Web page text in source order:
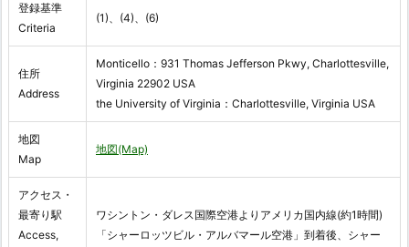
登録基準
Criteria
(1)、(4)、(6)
住所
Address
Monticello：931 Thomas Jefferson Pkwy, Charlottesville,
Virginia 22902 USA
the University of Virginia：Charlottesville, Virginia USA
地図
Map
地図(Map)
アクセス・
最寄り駅
Access,
ワシントン・ダレス国際空港よりアメリカ国内線(約1時間)
「シャーロッツビル・アルバマール空港」到着後、シャー